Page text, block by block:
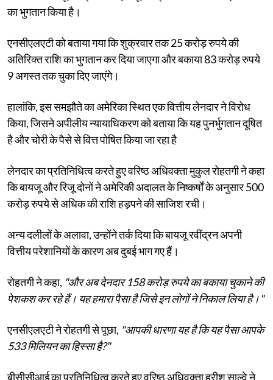
का भुगतान किया है।
एनसीएलएटी को बताया गया कि शुक्रवार तक 25 करोड़ रुपये की
अतिरिक्त राशि का भुगतान कर दिया जाएगा और बकाया 83 करोड़ रुपये
9 अगस्त तक चुका दिए जाएंगे।
हालांकि, इस समझौते का अमेरिका स्थित एक वित्तीय लेनदार ने विरोध
किया, जिसने अपीलीय न्यायाधिकरण को बताया कि यह पुनर्भुगतान दूषित
है और चोरी के पैसे से वित्त पोषित किया जा रहा है
लेनदार का प्रतिनिधित्व करते हुए वरिष्ठ अधिवक्ता मुकुल रोहतगी ने कहा
कि बायजू और रिजू दोनों ने अमेरिकी अदालत के निष्कर्षों के अनुसार 500
करोड़ रुपये से अधिक की राशि हड़पने की साजिश रची।
अन्य दलीलों के अलावा, उन्होंने तर्क दिया कि बायजू रवींद्रन अपनी
वित्तीय परेशानियों के कारण अब दुबई भाग गए हैं।
रोहतगी ने कहा, "और अब देनदार 158 करोड़ रुपये का बकाया चुकाने की
पेशकश कर रहे हैं। यह हमारा पैसा है जिसे इन लोगों ने निकाल लिया है।"
एनसीएलएटी ने रोहतगी से पूछा, "आपकी धारणा यह है कि यह पैसा आपके
533 मिलियन का हिस्सा है?"
बीसीसीआई का प्रतिनिधित्व करते हुए वरिष्ठ अधिवक्ता हरीश साल्वे ने